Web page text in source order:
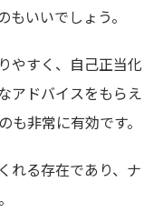
いいでしょう。
やすく、自己正当化
アドバイスをもらえ
非常に有効です。
れる存在であり、ナ